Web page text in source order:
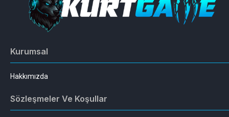
Kurumsal
Hakkımızda
Sözleşmeler Ve Koşullar